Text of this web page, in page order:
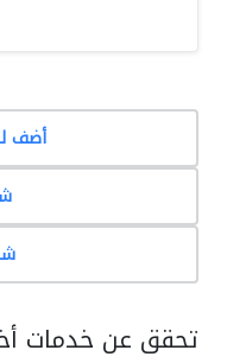
أضف
تحقق عن خدمات